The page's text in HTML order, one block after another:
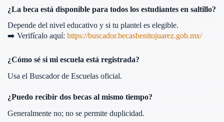
¿La beca está disponible para todos los estudiantes en saltillo?
Depende del nivel educativo y si tu plantel es elegible.
➡️ Verifícalo aquí: https://buscador.becasbenitojuarez.gob.mx/
¿Cómo sé si mi escuela está registrada?
Usa el Buscador de Escuelas oficial.
¿Puedo recibir dos becas al mismo tiempo?
Generalmente no; no se permite duplicidad.